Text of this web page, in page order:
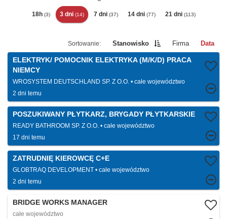
18h (3) 3 dni (14) 7 dni (37) 14 dni (77) 21 dni (113)
Stanowisko Firma Data
ELEKTRYK/ POMOCNIK ELEKTRYKA (M/K/D) PRACA
NIEMCY
WROSYSTEM DEUTSCHLAND SP. Z O.O.
całe województwo
2 dni temu
POSZUKIWANY PŁYTKARZ, BRYGADY PŁYTKARSKIE
READY BATHROOM SP. Z O.O.
całe województwo
17 dni temu
ZATRUDNIĘ KIEROWCĘ C+E
GLOBTRAQ DEVELOPMENT
całe województwo
2 dni temu
BRIDGE WORKS MANAGER
całe województwo